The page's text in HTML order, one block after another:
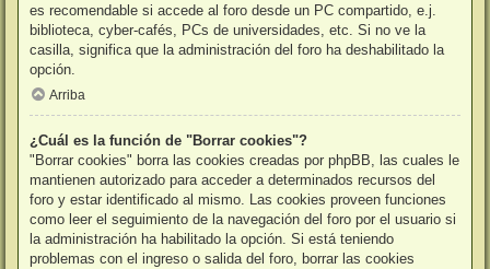
es recomendable si accede al foro desde un PC compartido, e.j.
biblioteca, cyber-cafés, PCs de universidades, etc. Si no ve la
casilla, significa que la administración del foro ha deshabilitado la
opción.
Arriba
¿Cuál es la función de "Borrar cookies"?
"Borrar cookies" borra las cookies creadas por phpBB, las cuales le
mantienen autorizado para acceder a determinados recursos del
foro y estar identificado al mismo. Las cookies proveen funciones
como leer el seguimiento de la navegación del foro por el usuario si
la administración ha habilitado la opción. Si está teniendo
problemas con el ingreso o salida del foro, borrar las cookies